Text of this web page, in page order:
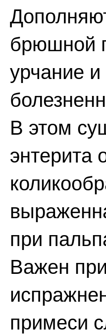
брюшной
урчание
В этом
энтерита
при
Важен
примеси